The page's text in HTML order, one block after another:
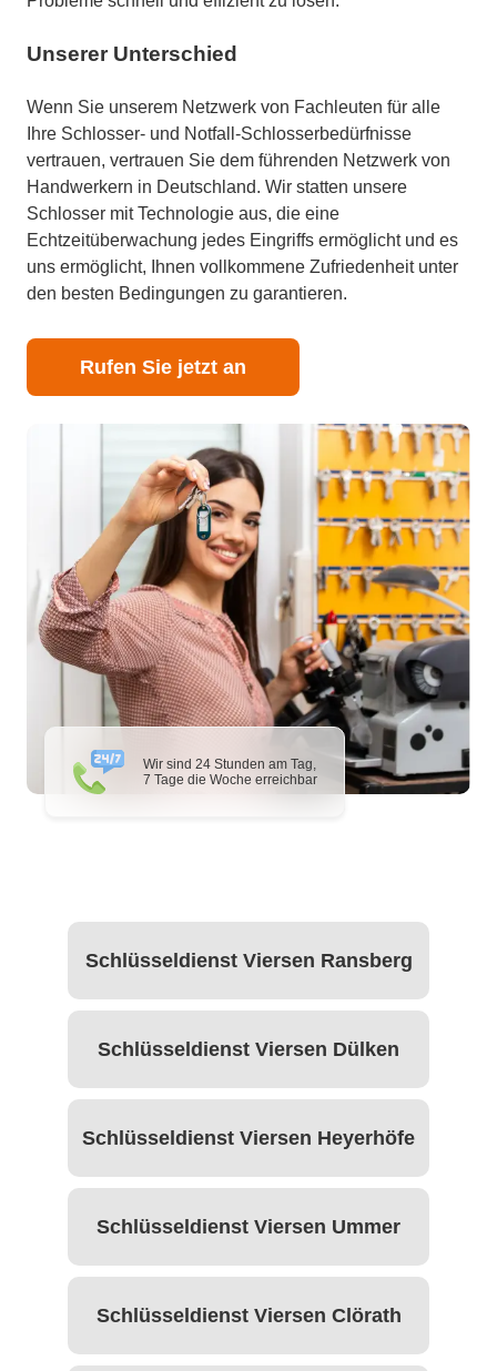
Wir sind 24 Stunden am Tag,
7 Tage die Woche erreichbar
Unserer Unterschied
Wenn Sie unserem Netzwerk von Fachleuten für alle
Ihre Schlosser- und Notfall-Schlosserbedürfnisse
vertrauen, vertrauen Sie dem führenden Netzwerk von
Handwerkern in Deutschland. Wir statten unsere
Schlosser mit Technologie aus, die eine
Echtzeitüberwachung jedes Eingriffs ermöglicht und es
uns ermöglicht, Ihnen vollkommene Zufriedenheit unter
den besten Bedingungen zu garantieren.
Rufen Sie jetzt an
Schlüsseldienst Viersen Ransberg
Schlüsseldienst Viersen Dülken
Schlüsseldienst Viersen Heyerhöfe
Schlüsseldienst Viersen Ummer
Schlüsseldienst Viersen Clörath